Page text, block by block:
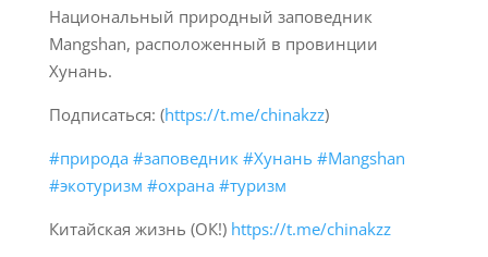
Национальный природный заповедник
Mangshan, расположенный в провинции
Хунань.
Подписаться: (https://t.me/chinakzz)
#природа #заповедник #Хунань #Mangshan
#экотуризм #охрана #туризм
Китайская жизнь (ОК!) https://t.me/chinakzz